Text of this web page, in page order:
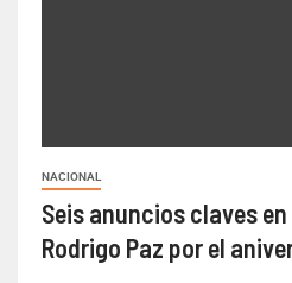
NACIONAL
Seis anuncios claves
Rodrigo Paz por el